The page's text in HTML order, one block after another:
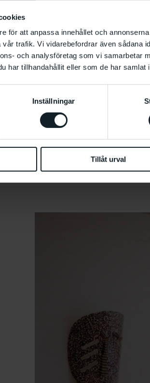
för att anpassa innehållet och
trafik. Vi vidarebefordrar även sådana
och analysföretag som vi samarbetar
har tillhandahållit eller som de har samlat
Inställningar
Tillåt urval
en samlande
mot droger,
fördumning
sex”.
fantasifulla
som idag
del av